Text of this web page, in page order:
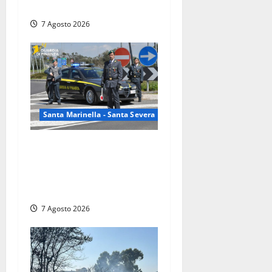
7 Agosto 2026
Santa Marinella - Santa Severa
7 Agosto 2026